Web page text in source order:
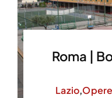
Roma |
Lazio,